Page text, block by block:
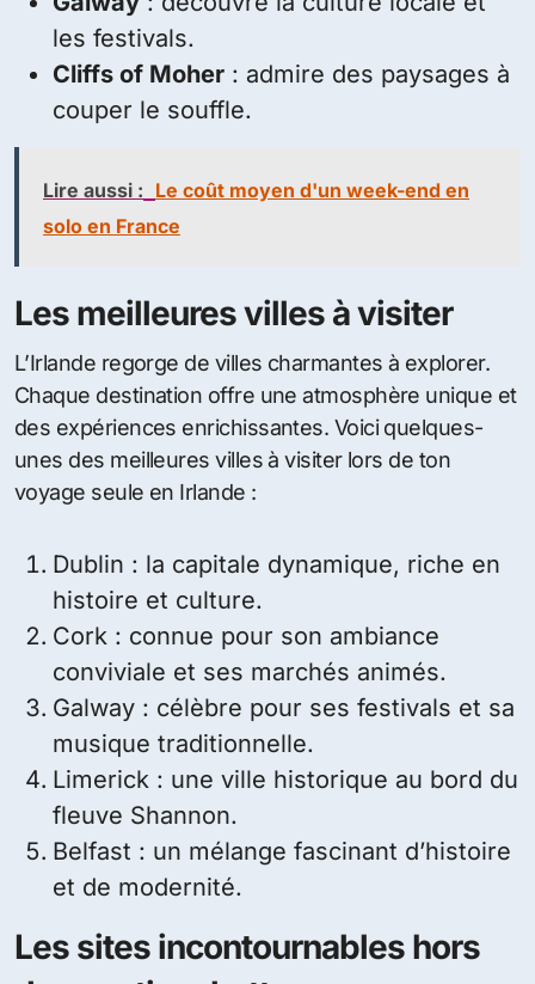
les festivals.
Cliffs of Moher : admire des paysages à
couper le souffle.
Lire aussi : Le coût moyen d'un week-end en
solo en France
Les meilleures villes à visiter
L’Irlande regorge de villes charmantes à explorer.
Chaque destination offre une atmosphère unique et
des expériences enrichissantes. Voici quelques-
unes des meilleures villes à visiter lors de ton
voyage seule en Irlande :
Dublin : la capitale dynamique, riche en
histoire et culture.
Cork : connue pour son ambiance
conviviale et ses marchés animés.
Galway : célèbre pour ses festivals et sa
musique traditionnelle.
Limerick : une ville historique au bord du
fleuve Shannon.
Belfast : un mélange fascinant d’histoire
et de modernité.
Les sites incontournables hors